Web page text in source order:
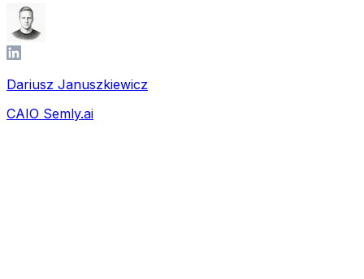
Dariusz Januszkiewicz
CAIO Semly.ai